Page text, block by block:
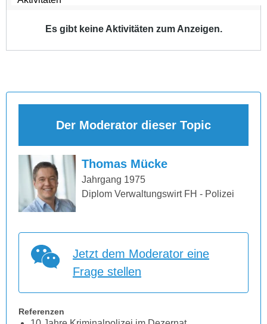
Es gibt keine Aktivitäten zum Anzeigen.
Der Moderator dieser Topic
Thomas Mücke
Jahrgang 1975
Diplom Verwaltungswirt FH - Polizei
Jetzt dem Moderator eine
Frage stellen
Referenzen